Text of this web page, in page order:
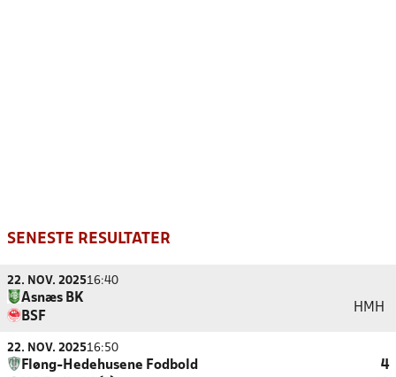
SENESTE RESULTATER
22. NOV. 202516:40
Asnæs BK
BSF
HMH
22. NOV. 202516:50
Fløng-Hedehusene Fodbold
4